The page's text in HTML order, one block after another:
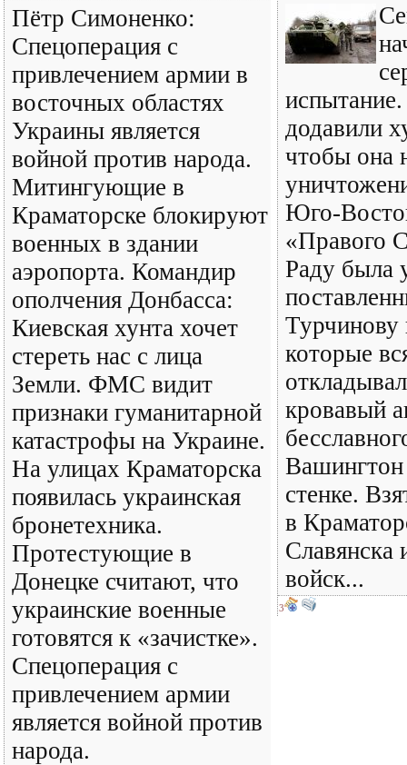
Пётр Симоненко:
Спецоперация с
привлечением армии в
восточных областях
Украины является
войной против народа.
Митингующие в
Краматорске блокируют
военных в здании
аэропорта. Командир
ополчения Донбасса:
Киевская хунта хочет
стереть нас с лица
Земли. ФМС видит
признаки гуманитарной
катастрофы на Украине.
На улицах Краматорска
появилась украинская
бронетехника.
Протестующие в
Донецке считают, что
украинские военные
готовятся к «зачистке».
Спецоперация с
привлечением армии
является войной против
народа.
додавили
чтобы она
Юго-
«Правого
Раду была
которые
кровавый
стенке.
в
Славянска
войск...
3